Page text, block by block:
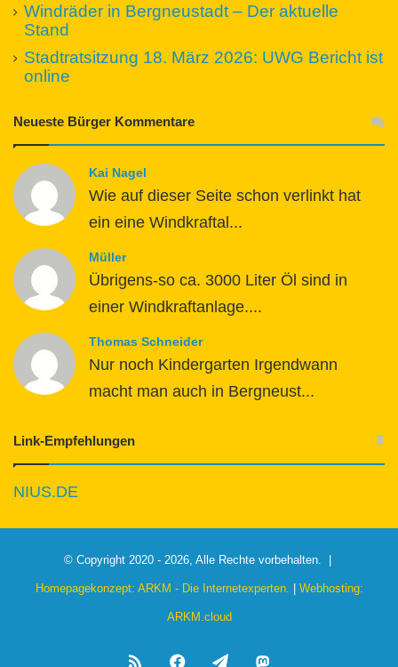
Windräder in Bergneustadt – Der aktuelle
Stand
Stadtratsitzung 18. März 2026: UWG Bericht ist
online
Neueste Bürger Kommentare
Kai Nagel
Wie auf dieser Seite schon verlinkt hat
ein eine Windkraftal...
Müller
Übrigens-so ca. 3000 Liter Öl sind in
einer Windkraftanlage....
Thomas Schneider
Nur noch Kindergarten Irgendwann
macht man auch in Bergneust...
Link-Empfehlungen
NIUS.DE
© Copyright 2020 - 2026, Alle Rechte vorbehalten. |
Homepagekonzept: ARKM - Die Internetexperten. | Webhosting:
ARKM.cloud
RSS FacebookTelegram